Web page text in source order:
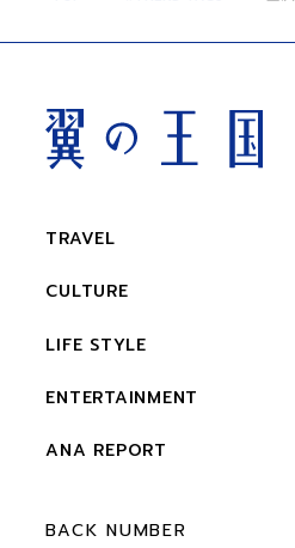
TRAVEL
CULTURE
LIFE STYLE
ENTERTAINMENT
ANA REPORT
BACK NUMBER